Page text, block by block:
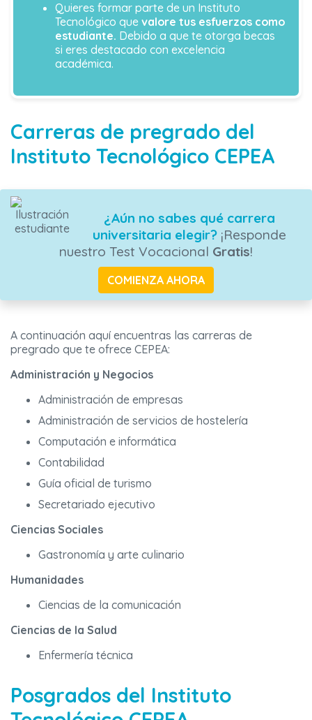
Quieres formar parte de un Instituto
Tecnológico que valore tus esfuerzos como
estudiante. Debido a que te otorga becas
si eres destacado con excelencia
académica.
Carreras de pregrado del
Instituto Tecnológico CEPEA
¿Aún no sabes qué carrera
universitaria elegir?¡Responde
nuestro Test Vocacional Gratis!
COMIENZA AHORA
A continuación aquí encuentras las carreras de
pregrado que te ofrece CEPEA:
Administración y Negocios
Administración de empresas
Administración de servicios de hostelería
Computación e informática
Contabilidad
Guía oficial de turismo
Secretariado ejecutivo
Ciencias Sociales
Gastronomía y arte culinario
Humanidades
Ciencias de la comunicación
Ciencias de la Salud
Enfermería técnica
Posgrados del Instituto